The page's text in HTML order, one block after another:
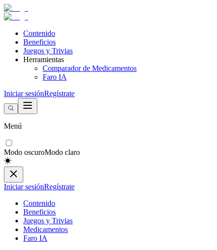
Contenido
Beneficios
Juegos y Trivias
Herramientas
Comparador de Medicamentos
Faro IA
Iniciar sesiónRegístrate
Menú
Modo oscuroModo claro
Iniciar sesiónRegístrate
Contenido
Beneficios
Juegos y Trivias
Medicamentos
Faro IA